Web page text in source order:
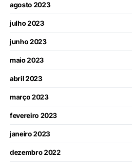
agosto 2023
julho 2023
junho 2023
maio 2023
abril 2023
março 2023
fevereiro 2023
janeiro 2023
dezembro 2022